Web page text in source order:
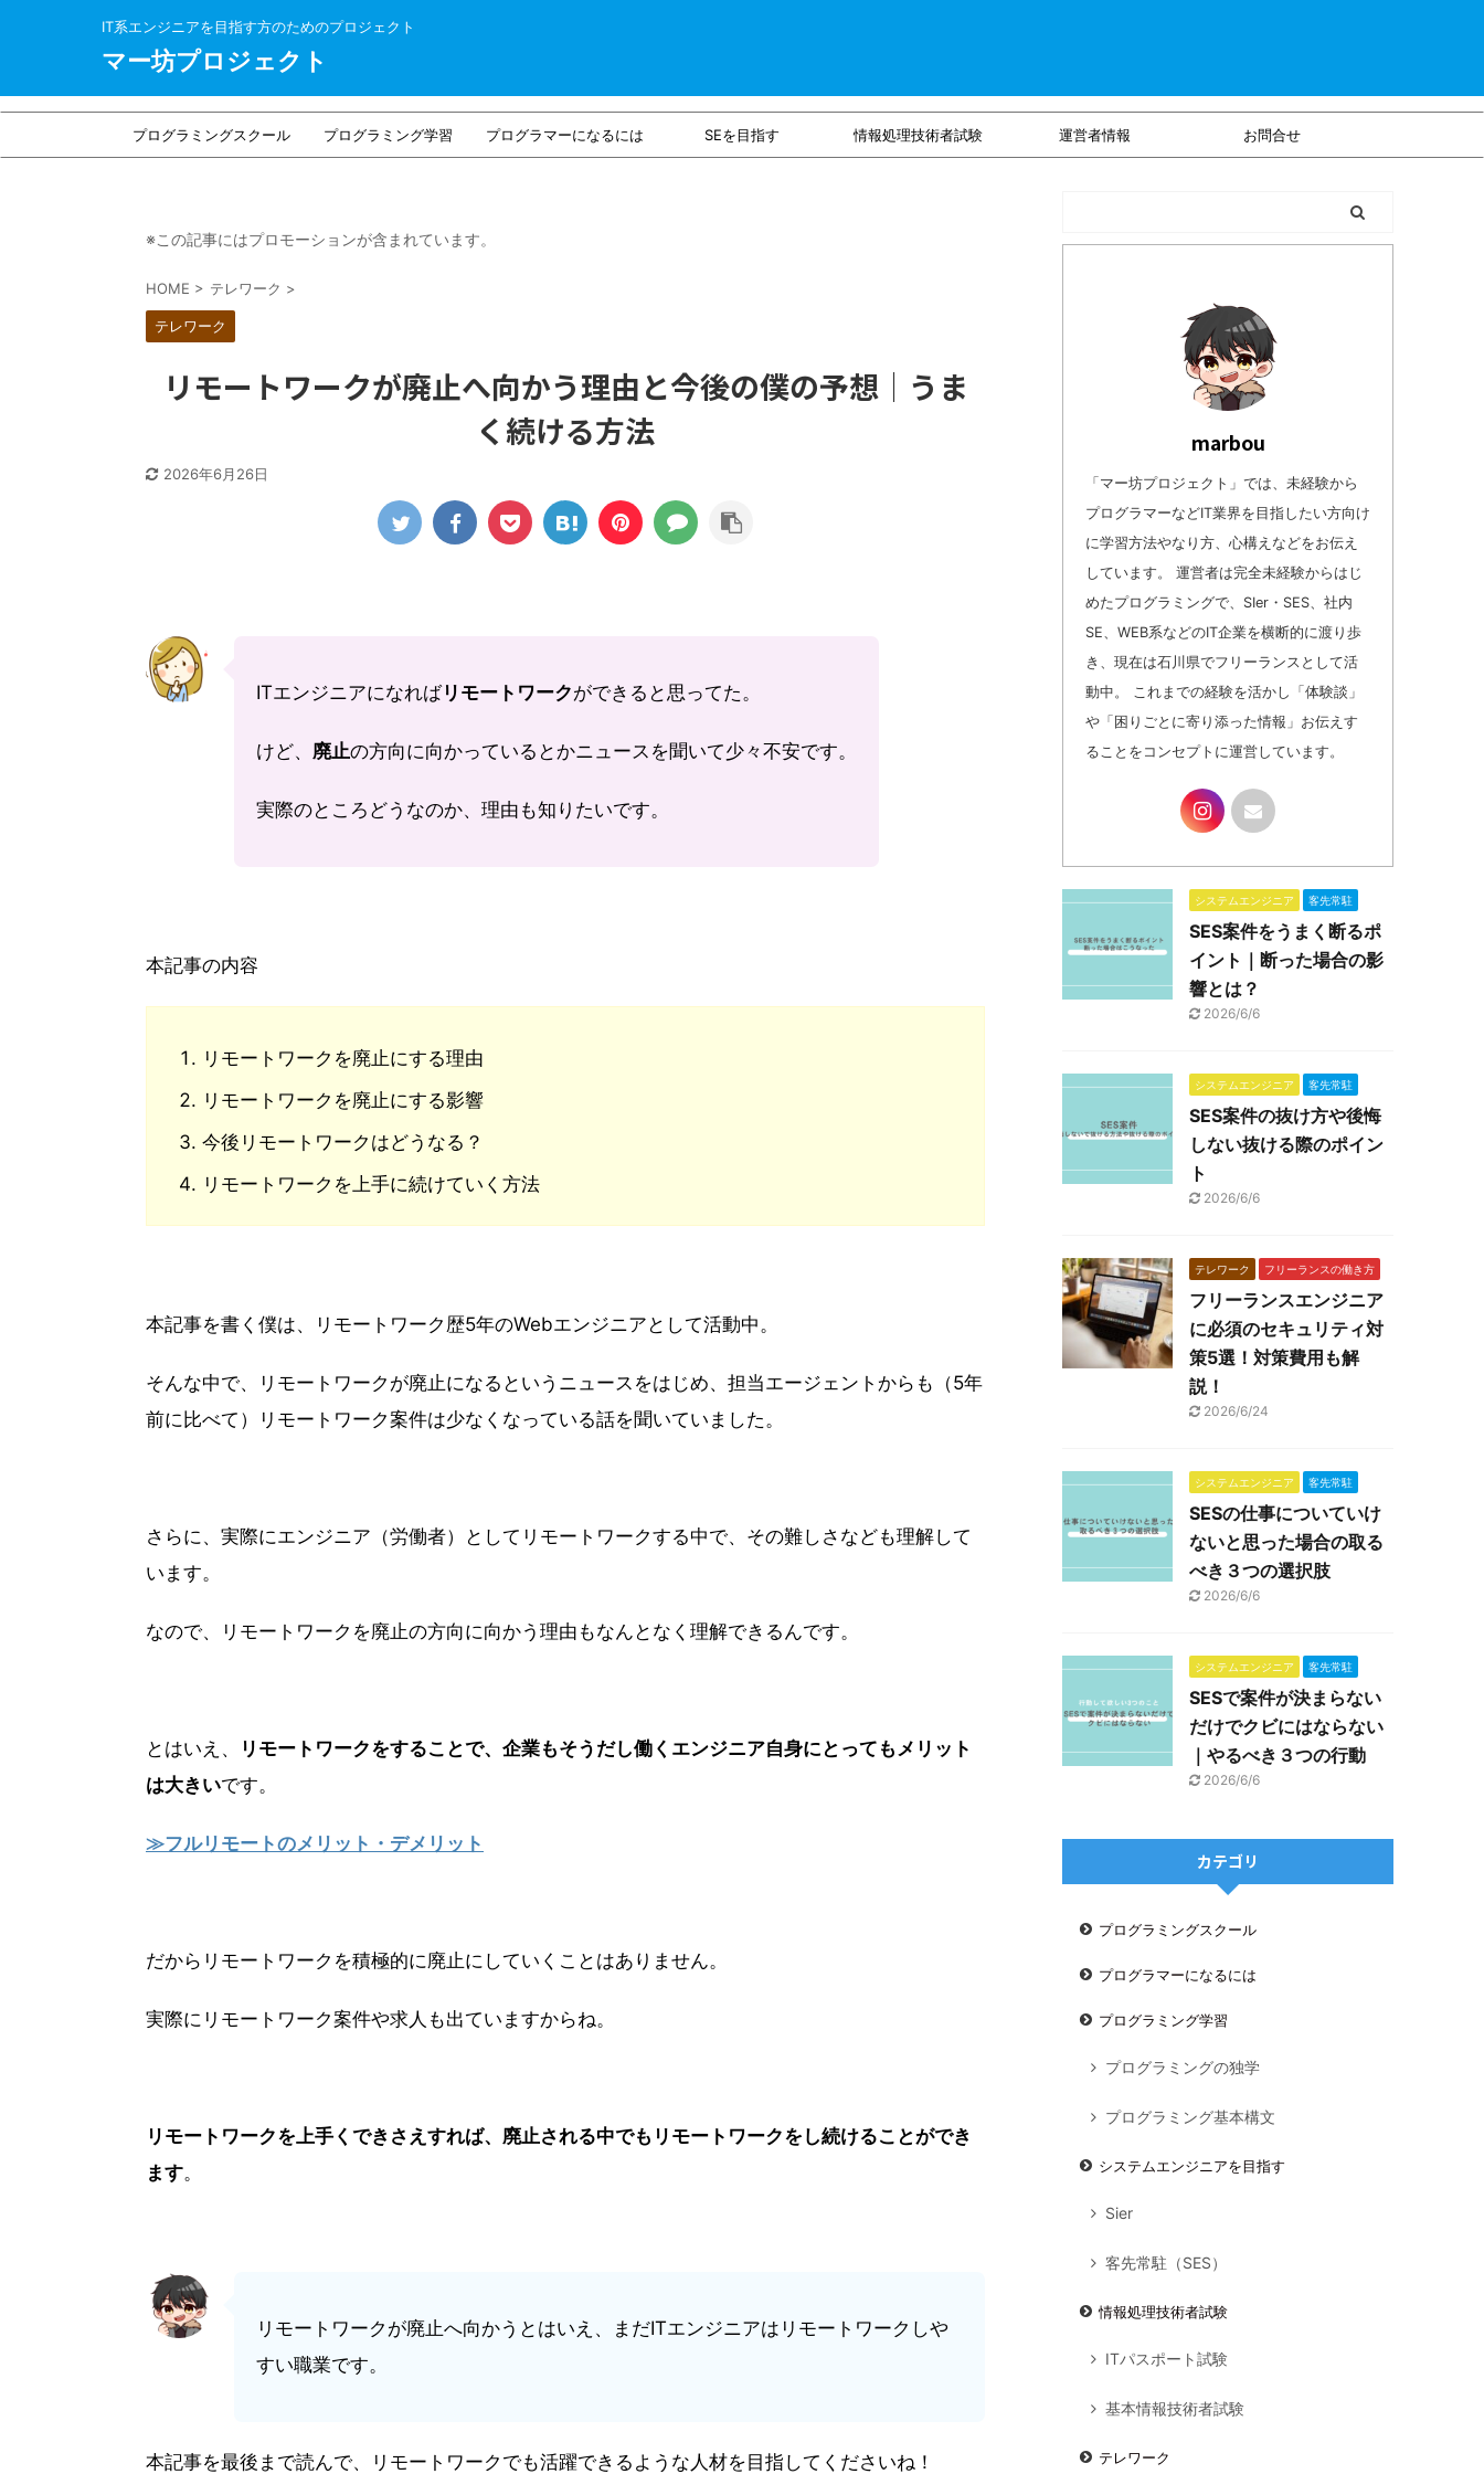
IT系エンジニアを目指す方のためのプロジェクト
マー坊プロジェクト
プログラミングスクール プログラミング学習 プログラマーになるには SEを目指す 情報処理技術者試験 運営者情報 お問合せ
※この記事にはプロモーションが含まれています。
HOME > テレワーク >
テレワーク
リモートワークが廃止へ向かう理由と今後の僕の予想｜うま
く続ける方法
2026年6月26日
ITエンジニアになればリモートワークができると思ってた。
けど、 廃止の方向に向かっているとかニュースを聞いて少々不安です。
実際のところどうなのか、理由も知りたいです。
本記事の内容
リモートワークを廃止にする理由
リモートワークを廃止にする影響
今後リモートワークはどうなる？
リモートワークを上手に続けていく方法
本記事を書く僕は、リモートワーク歴5年のWebエンジニアとして活動中。
そんな中で、リモートワークが廃止になるというニュースをはじめ、担当エージェントからも（5年
前に比べて）リモートワーク案件は少なくなっている話を聞いていました。
さらに、実際にエンジニア（労働者）としてリモートワークする中で、その難しさなども理解して
います。
なので、リモートワークを廃止の方向に向かう理由もなんとなく理解できるんです。
とはいえ、
リモートワークをすることで、企業もそうだし働くエンジニア自身にとってもメリット
は大きいです。
≫フルリモートのメリット・デメリット
だからリモートワークを積極的に廃止にしていくことはありません。
実際にリモートワーク案件や求人も出ていますからね。
リモートワークを上手くできさえすれば、廃止される中でもリモートワークをし続けることができ
ます。
リモートワークが廃止へ向かうとはいえ、まだITエンジニアはリモートワークしや
すい職業です。
本記事を最後まで読んで、リモートワークでも活躍できるような人材を目指してくださいね！
marbou
「マー坊プロジェクト」では、未経験から
プログラマーなどIT業界を目指したい方向け
に学習方法やなり方、心構えなどをお伝え
しています。 運営者は完全未経験からはじ
めたプログラミングで、SIer・SES、社内
SE、WEB系などのIT企業を横断的に渡り歩
き、現在は石川県でフリーランスとして活
動中。 これまでの経験を活かし「体験談」
や「困りごとに寄り添った情報」お伝えす
ることをコンセプトに運営しています。
システムエンジニア 客先常駐
SES案件をうまく断るポ
イント｜断った場合の影
響とは？
2026/6/6
システムエンジニア 客先常駐
SES案件の抜け方や後悔
しない抜ける際のポイン
ト
2026/6/6
テレワーク フリーランスの働き方
フリーランスエンジニア
に必須のセキュリティ対
策5選！対策費用も解
説！
2026/6/24
システムエンジニア 客先常駐
SESの仕事についていけ
ないと思った場合の取る
べき３つの選択肢
2026/6/6
システムエンジニア 客先常駐
SESで案件が決まらない
だけでクビにはならない
｜やるべき３つの行動
2026/6/6
カテゴリ
プログラミングスクール
プログラマーになるには
プログラミング学習
プログラミングの独学
プログラミング基本構文
システムエンジニアを目指す
Sier
客先常駐（SES）
情報処理技術者試験
ITパスポート試験
基本情報技術者試験
テレワーク